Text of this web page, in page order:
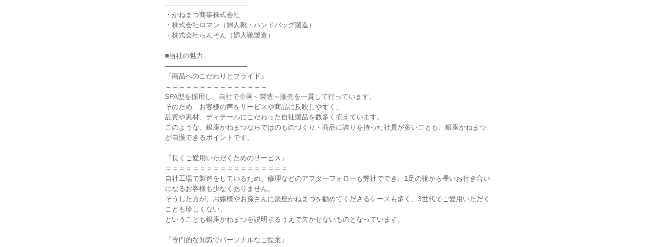
――――――――――――
・かねまつ商事株式会社
・株式会社ロマン（婦人靴・ハンドバッグ製造）
・株式会社らんそん（婦人靴製造）
■当社の魅力
――――――――――――
『商品へのこだわりとプライド』
＝＝＝＝＝＝＝＝＝＝＝＝＝＝＝
SPA型を採用し、自社で企画～製造～販売を一貫して行っています。
そのため、お客様の声をサービスや商品に反映しやすく、
品質や素材、ディテールにこだわった自社製品を数多く揃えています。
このような、銀座かねまつならではのものづくり・商品に誇りを持った社員が多いことも、銀座かねまつ
が自慢できるポイントです。
『長くご愛用いただくためのサービス』
＝＝＝＝＝＝＝＝＝＝＝＝＝＝＝＝＝＝
自社工場で製造をしているため、修理などのアフターフォローも弊社ででき、1足の靴から長いお付き合い
になるお客様も少なくありません。
そうした方が、お嬢様やお孫さんに銀座かねまつを勧めてくださるケースも多く、3世代でご愛用いただく
ことも珍しくない、
ということも銀座かねまつを説明するうえで欠かせないものとなっています。
『専門的な知識でパーソナルなご提案』